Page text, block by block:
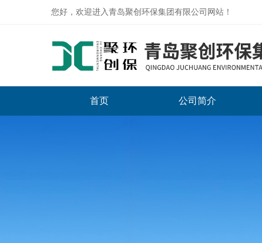
您好，欢迎进入青岛聚创环保集团有限公司网站！
首页 公司简介